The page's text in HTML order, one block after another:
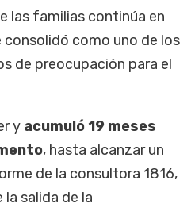
las familias continúa en
consolidó como uno de los
de preocupación para el
y acumuló 19 meses
, hasta alcanzar un
de la consultora 1816,
salida de la